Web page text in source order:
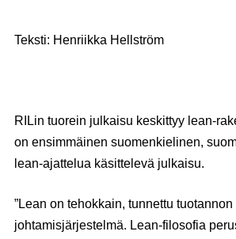
Teksti: Henriikka Hellström
RILin tuorein julkaisu keskittyy lean-
on ensimmäinen suomenkielinen,
lean-ajattelua käsittelevä julkaisu.
”Lean on tehokkain, tunnettu tuotannon
johtamisjärjestelmä. Lean-filosofia